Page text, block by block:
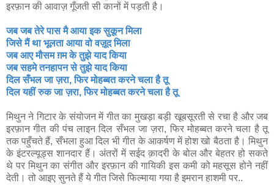
इरफ़ान की आवाज़ गूँजती सी कानों में पड़ती है।
जब जब तेरे पास मै आया इक सुकून मिला
जिसे मैं था भूलता आया वो वज़ूद मिला
जब आए मौसम ग़म के तुझे याद किया
जब सहमे तनहापन से तुझे याद किया
दिल सँभल जा ज़रा, फिर मोहब्बत करने चला है तू
दिल यहीं रुक जा ज़रा, फिर मोहब्बत करने चला है तू
मिथुन ने गिटार के संयोजन में गीत का मुखड़ा बड़ी खूबसूरती से रचा है और जब
इरफ़ान गीत की पंच लाइन दिल सँभल जा ज़रा, फिर मोहब्बत करने चला है तू
तक पहुँचते हैं, सँभला हुआ दिल भी गीत के आकर्षण में होश खो बैठता है। मिथुन
के इंटरल्यूड्स शानदार हैं। अंतरों में सईद क़ादरी के बोल और बेहतर हो सकते
थे पर मिथुन का संगीत और इरफ़ान की गायिकी इस कमी को महसूस होने नहीं
देती। तो आइए सुनते हैं ये गीत जिसे फिल्माया गया है इमरान हाशमी पर..